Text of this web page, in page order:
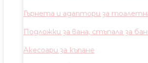
Гърнета и адаптори за
Подложки за вана, стъпала за
Акесоари за къпане